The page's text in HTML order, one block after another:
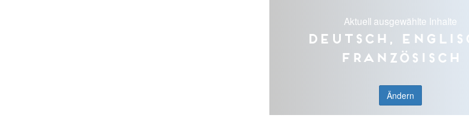
Aktuell ausgewählte Inhalte
Deutsch,
Französisch
Ändern